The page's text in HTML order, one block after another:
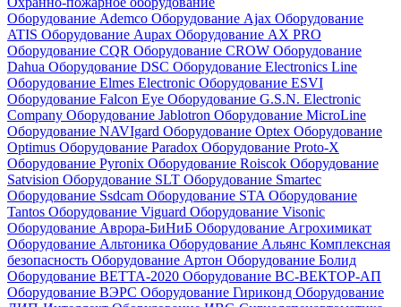
Оборудование Ademco Оборудование Ajax Оборудование
ATIS Оборудование Aupax Оборудование AX PRO
Оборудование CQR Оборудование CROW Оборудование
Dahua Оборудование DSC Оборудование Electronics Line
Оборудование Elmes Electronic Оборудование ESVI
Оборудование Falcon Eye Оборудование G.S.N. Electronic
Company Оборудование Jablotron Оборудование MicroLine
Оборудование NAVIgard Оборудование Optex Оборудование
Optimus Оборудование Paradox Оборудование Proto-X
Оборудование Pyronix Оборудование Roiscok Оборудование
Satvision Оборудование SLT Оборудование Smartec
Оборудование Ssdcam Оборудование STA Оборудование
Tantos Оборудование Viguard Оборудование Visonic
Оборудование Аврора-БиНиБ Оборудование Агрохимикат
Оборудование Альтоника Оборудование Альянс Комплексная
безопасность Оборудование Артон Оборудование Болид
Оборудование ВЕТТА-2020 Оборудование ВС-ВЕКТОР-АП
Оборудование ВЭРС Оборудование Гириконд Оборудование